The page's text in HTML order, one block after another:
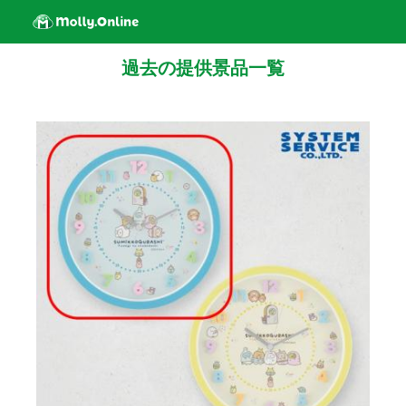
過去の提供景品一覧